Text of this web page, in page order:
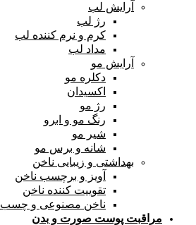
آرایش لب
رژ لب
کرم و نرم کننده لب
مداد لب
آرایش مو
دکلره مو
اکسیدان
رژ مو
رنگ مو و ابرو
شیر مو
شانه و برس مو
بهداشتی و زیبایی ناخن
آویز و برچسب ناخن
تقوییت کننده ناخن
ناخن مصنوعی و چسب
مراقبت پوست صورت و بدن